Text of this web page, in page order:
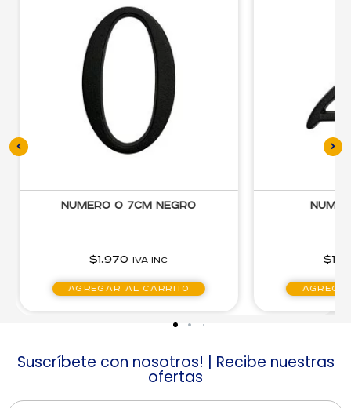
Numero 0 7cm negro
$1.970 IVA inc
Agregar al carrito
$
Suscríbete con nosotros! | Recibe nuestras
ofertas